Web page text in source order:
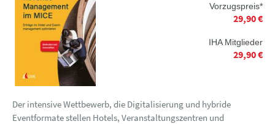
Vorzugspreis*
29,90 €
IHA Mitglieder
29,90 €
Der intensive Wettbewerb, die Digitalisierung und hybride
Eventformate stellen Hotels, Veranstaltungszentren und